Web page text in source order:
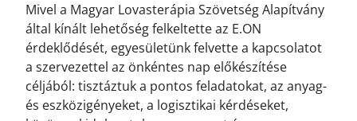
Mivel a Magyar Lovasterápia Szövetség Alapítvány
által kínált lehetőség felkeltette az E.ON
érdeklődését, egyesületünk felvette a kapcsolatot
a szervezettel az önkéntes nap előkészítése
céljából: tisztáztuk a pontos feladatokat, az anyag-
és eszközigényeket, a logisztikai kérdéseket,